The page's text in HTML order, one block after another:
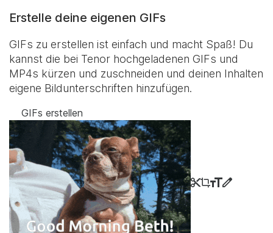
Erstelle deine eigenen GIFs
GIFs zu erstellen ist einfach und macht Spaß! Du
kannst die bei Tenor hochgeladenen GIFs und
MP4s kürzen und zuschneiden und deinen Inhalten
eigene Bildunterschriften hinzufügen.
GIFs erstellen